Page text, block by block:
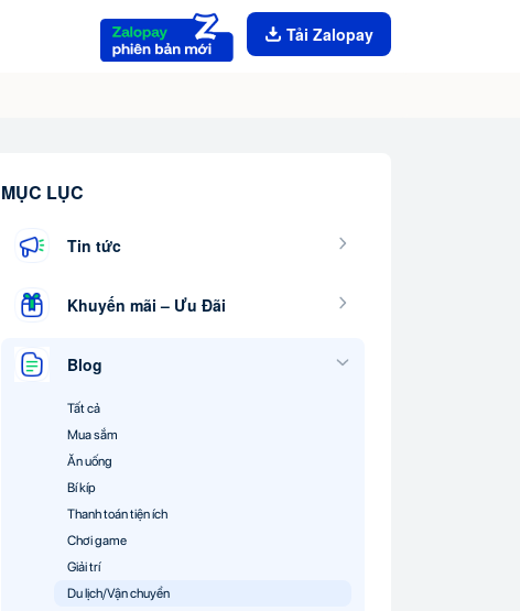
Tải Zalopay
MỤC LỤC
Tin tức
Khuyến mãi – Ưu Đãi
Blog
Tất cả
Mua sắm
Ăn uống
Bí kíp
Thanh toán tiện ích
Chơi game
Giải trí
Du lịch/Vận chuyển